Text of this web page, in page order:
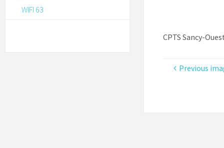
CPTS Sancy-
Previous
WIFI 63